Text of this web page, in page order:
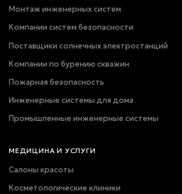
Монтаж инженерных систем
Компании систем безопасности
Поставщики солнечных электростанций
Компании по бурению скважин
Пожарная безопасность
Инженерные системы для дома
Промышленные инженерные системы
МЕДИЦИНА И УСЛУГИ
Салоны красоты
Косметологические клиники